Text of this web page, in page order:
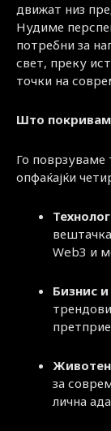
движат низ
Нудиме
потребни за
свет, преку
точки на
Што
Го
опфаќајќи
Web3 и
Бизнис
Животен
за
лична